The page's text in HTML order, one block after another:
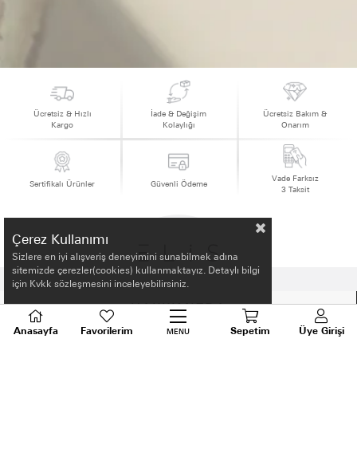
Ücretsiz & Hızlı
Kargo
İade & Değişim
Kolaylığı
Ücretsiz Bakım &
Onarım
Sertifikalı Ürünler Güvenli Ödeme
Vade Farksız
3 Taksit
HAKKIMIZDA
Çerez Kullanımı
Sizlere en iyi alışveriş deneyimini sunabilmek adına
sitemizde çerezler(cookies) kullanmaktayız. Detaylı bilgi
için Kvkk sözleşmesini inceleyebilirsiniz.
Anasayfa Favorilerim MENU Sepetim Üye Girişi